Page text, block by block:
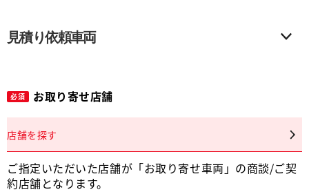
見積り依頼車両
必須 お取り寄せ店舗
店舗を探す
ご指定いただいた店舗が「お取り寄せ車両」の商談/ご契
約店舗となります。